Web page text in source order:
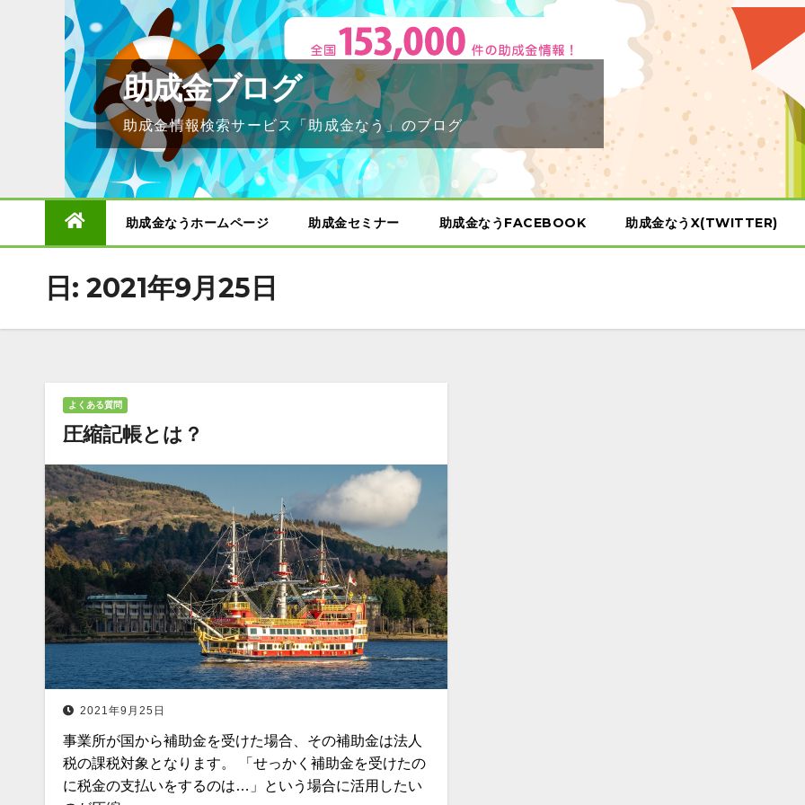
助成金ブログ
助成金情報検索サービス「助成金なう」のブログ
助成金なうホームページ 助成金セミナー 助成金なうFACEBOOK 助成金なうX(TWITTER)
日: 2021年9月25日
よくある質問
圧縮記帳とは？
2021年9月25日
事業所が国から補助金を受けた場合、その補助金は法人
税の課税対象となります。 「せっかく補助金を受けたの
に税金の支払いをするのは…」という場合に活用したい